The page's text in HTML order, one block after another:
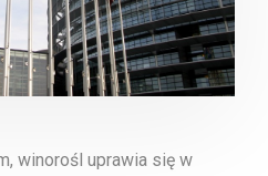
winorośl uprawia się w